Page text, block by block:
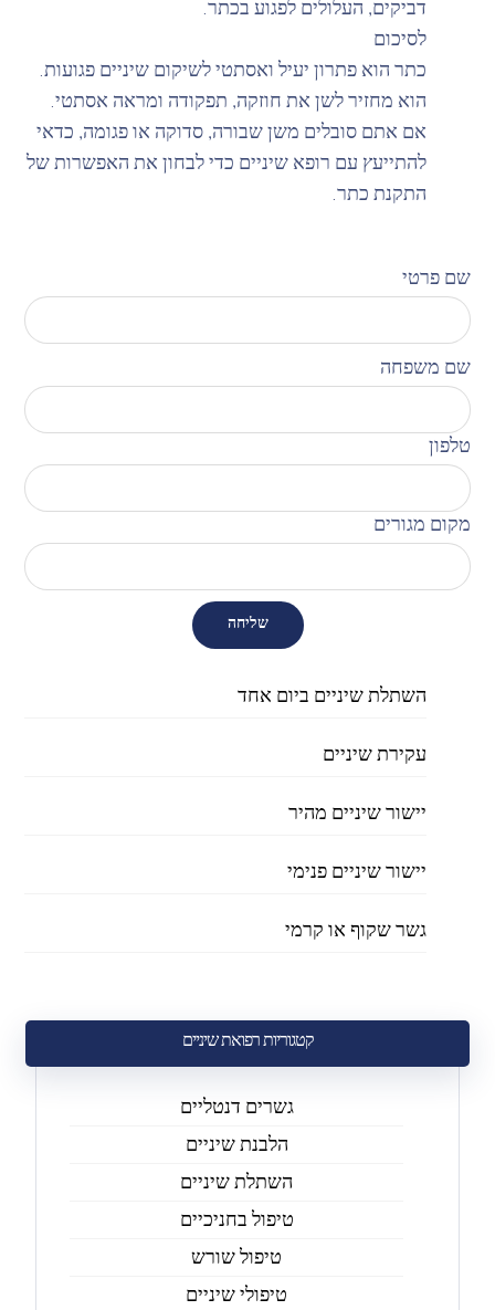
דביקים, העלולים לפגוע בכתר.
לסיכום
כתר הוא פתרון יעיל ואסתטי לשיקום שיניים פגועות.
הוא מחזיר לשן את חוזקה, תפקודה ומראה אסתטי.
אם אתם סובלים משן שבורה, סדוקה או פגומה, כדאי
להתייעץ עם רופא שיניים כדי לבחון את האפשרות של
התקנת כתר.
שם פרטי
שם משפחה
טלפון
מקום מגורים
שליחה
השתלת שיניים ביום אחד
עקירת שיניים
יישור שיניים מהיר
יישור שיניים פנימי
גשר שקוף או קרמי
קטגוריות רפואת שיניים
גשרים דנטליים
הלבנת שיניים
השתלת שיניים
טיפול בחניכיים
טיפול שורש
טיפולי שיניים